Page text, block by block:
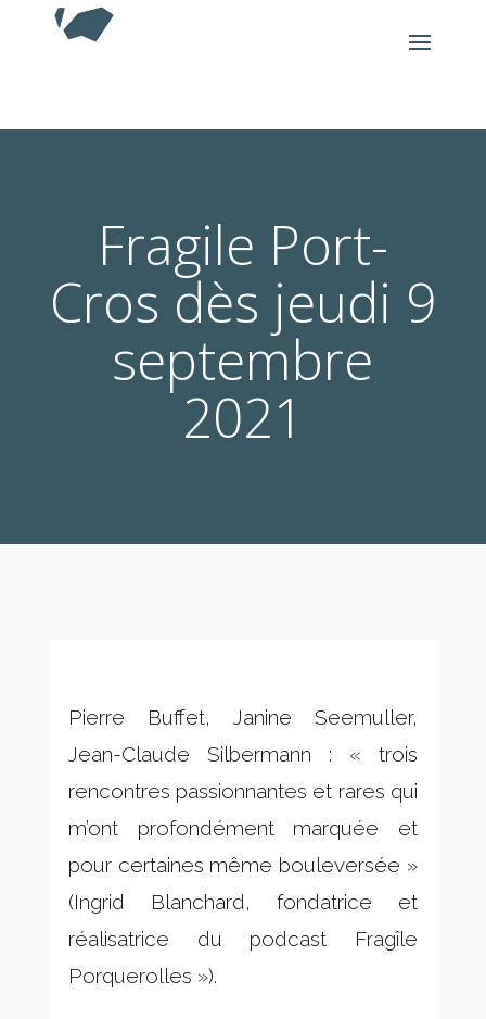
Fragile Port-
Cros dès jeudi 9
septembre
2021
Pierre Buffet, Janine Seemuller,
Jean-Claude Silbermann : « trois
rencontres passionnantes et rares qui
m’ont profondément marquée et
pour certaines même bouleversée »
(Ingrid Blanchard, fondatrice et
réalisatrice du podcast Fragîle
Porquerolles »).